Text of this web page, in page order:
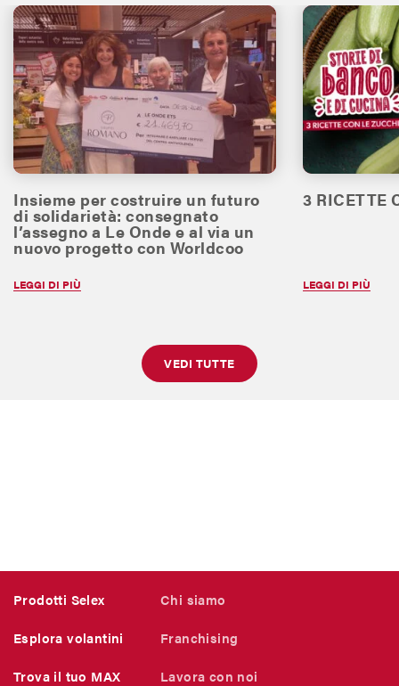
Insieme per costruire un futuro
di solidarietà: consegnato
l’assegno a Le Onde e al via un
nuovo progetto con Worldcoo
LEGGI DI PIÙ
3 RICETTE
LEGGI DI PIÙ
VEDI TUTTE
Prodotti Selex
Esplora volantini
Trova il tuo MAX
Chi siamo
Franchising
Lavora con noi